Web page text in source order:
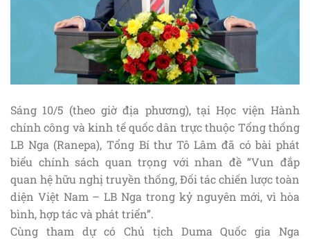
Sáng 10/5 (theo giờ địa phương), tại Học viện Hành
chính công và kinh tế quốc dân trực thuộc Tổng thống
LB Nga (Ranepa), Tổng Bí thư Tô Lâm đã có bài phát
biểu chính sách quan trọng với nhan đề “Vun đắp
quan hệ hữu nghị truyền thống, Đối tác chiến lược toàn
diện Việt Nam – LB Nga trong kỷ nguyên mới, vì hòa
bình, hợp tác và phát triển”.
Cùng tham dự có Chủ tịch Duma Quốc gia Nga